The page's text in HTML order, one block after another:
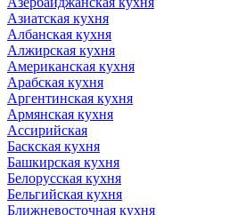
Азиатская кухня
Албанская кухня
Алжирская кухня
Американская кухня
Арабская кухня
Аргентинская кухня
Армянская кухня
Ассирийская
Баскская кухня
Башкирская кухня
Белорусская кухня
Бельгийская кухня
Ближневосточная кухня